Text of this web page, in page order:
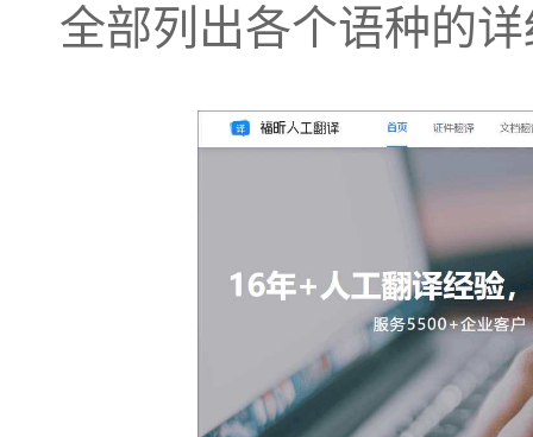
全部列出各个语种的